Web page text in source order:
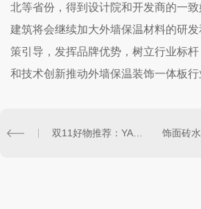
北等省份，得到设计院和开发商的一
建筑将会继续加大外墙保温材料的研
策引导，发挥品牌优势，树立行业标
和技术创新推动外墙保温装饰一体板行